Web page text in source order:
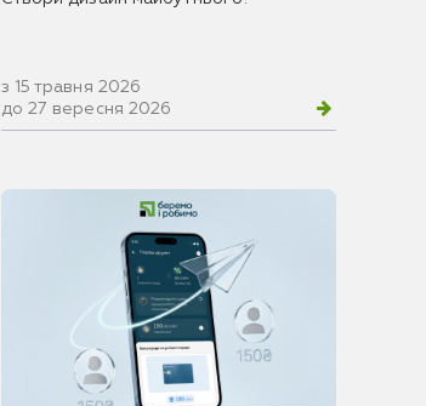
з 15 травня 2026
до 27 вересня 2026